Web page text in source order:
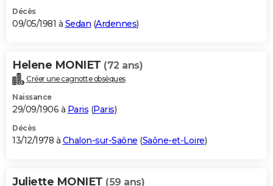
Décès
09/05/1981 à Sedan (Ardennes)
Helene MONIET (72 ans)
Créer une cagnotte obsèques
Naissance
29/09/1906 à Paris (Paris)
Décès
13/12/1978 à Chalon-sur-Saône (Saône-et-Loire)
Juliette MONIET (59 ans)